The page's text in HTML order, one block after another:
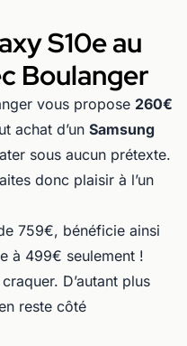
S10e au
Boulanger
vous propose 260€
achat d’un Samsung
sous aucun prétexte.
donc plaisir à l’un
759€, bénéficie ainsi
à 499€ seulement !
D’autant plus
reste côté